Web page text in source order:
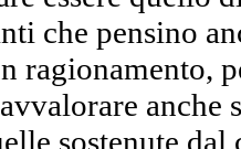
che pensino
ragionamento,
anche
sostenute dal